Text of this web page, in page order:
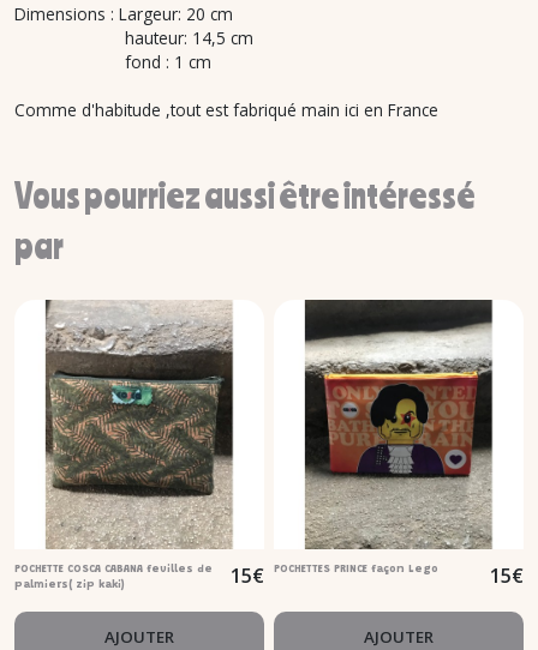
Dimensions : Largeur: 20 cm
hauteur: 14,5 cm
fond : 1 cm
Comme d'habitude ,tout est fabriqué main ici en France
Vous pourriez aussi être intéressé
par
POCHETTE COSCA CABANA feuilles de
palmiers( zip kaki)
15€
AJOUTER
POCHETTES PRINCE façon Lego 15€
AJOUTER